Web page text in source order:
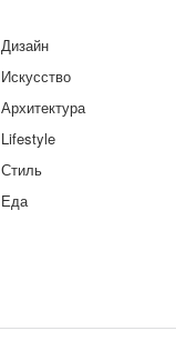
Дизайн
Искусство
Архитектура
Lifestyle
Стиль
Еда